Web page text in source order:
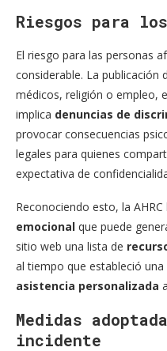
Riesgos para
El riesgo para las personas
considerable. La
médicos, religión o empleo,
implica denuncias de
provocar consecuencias
legales para quienes
expectativa de
Reconociendo esto, la
emocional que puede
sitio web una lista de
al tiempo que estableció una
asistencia personalizada
Medidas
incidente